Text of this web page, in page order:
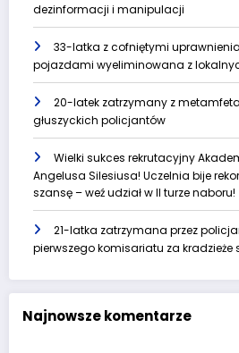
dezinformacji i manipulacji
33-latka z cofniętymi
pojazdami wyeliminowana z
20-latek zatrzymany z
głuszyckich policjantów
Wielki sukces rekrutacyjny
Angelusa Silesiusa! Uczelnia bije
szansę – weź udział w II turze naboru!
21-latka zatrzymana przez
pierwszego komisariatu za kradzieże
Najnowsze komentarze